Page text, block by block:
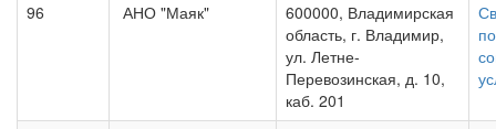
96
АНО "Маяк"
600000, Владимирская
область, г. Владимир,
ул. Летне-
Перевозинская, д. 10,
каб. 201